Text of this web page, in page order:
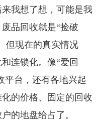
我想了想，可能是我
品回收就是“捡破
但现在的真实情况
连锁化。像“爱回
平台，还有各地兴起
的价格、固定的回收
的地盘给占了。